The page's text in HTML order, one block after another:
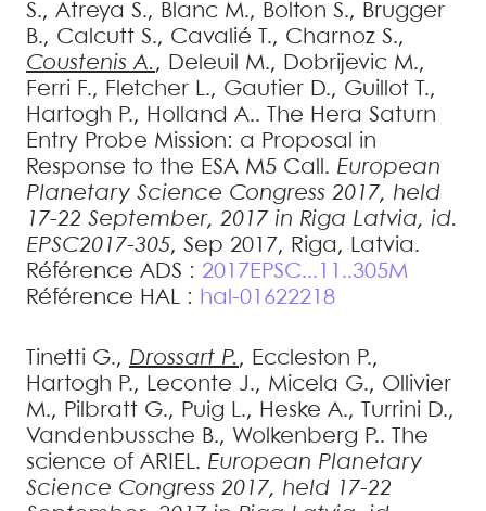
S., Atreya S., Blanc M., Bolton S., Brugger
B., Calcutt S., Cavalié T., Charnoz S.,
Coustenis A., Deleuil M., Dobrijevic M.,
Ferri F., Fletcher L., Gautier D., Guillot T.,
Hartogh P., Holland A..
The Hera Saturn
Entry Probe Mission: a Proposal in
Response to the ESA M5 Call . European
Planetary Science Congress 2017, held
17-22 September, 2017 in Riga Latvia, id.
EPSC2017-305, Sep 2017, Riga, Latvia.
Référence ADS : 2017EPSC...11..305M
Référence HAL : hal-01622218
Tinetti G., Drossart P., Eccleston P.,
Hartogh P., Leconte J., Micela G., Ollivier
M., Pilbratt G., Puig L., Heske A., Turrini D.,
Vandenbussche B., Wolkenberg P..
The
science of ARIEL. European Planetary
Science Congress 2017, held 17-22